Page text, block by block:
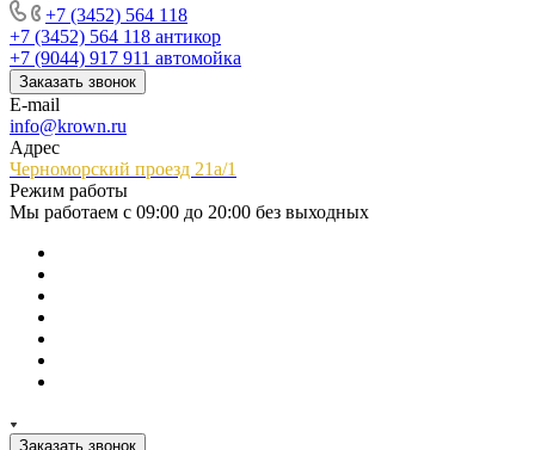
+7 (3452) 564 118
+7 (3452) 564 118 антикор
+7 (9044) 917 911 автомойка
Заказать звонок
E-mail
info@krown.ru
Адрес
Черноморский проезд 21а/1
Режим работы
Мы работаем с 09:00 до 20:00 без выходных
Заказать звонок